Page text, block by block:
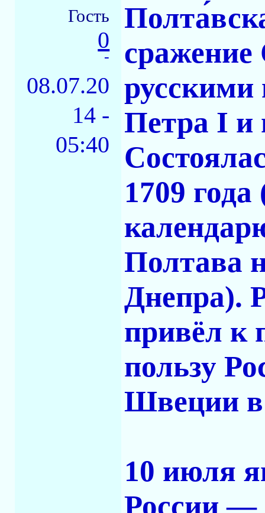
Гость
0
-
08.07.20
14 -
05:40
русскими
Петра I и
1709
Полтава
Днепра).
привёл к
пользу
Швеции в
10 июля
России —